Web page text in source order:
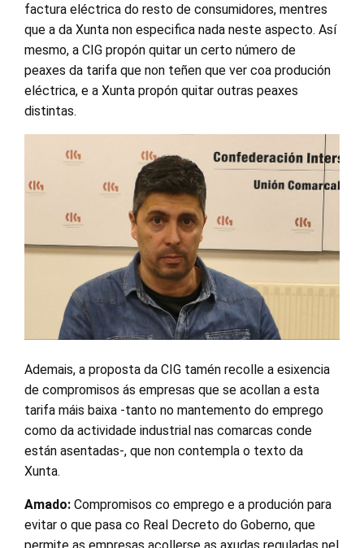
factura eléctrica do resto de consumidores, mentres
que a da Xunta non especifica nada neste aspecto. Así
mesmo, a CIG propón quitar un certo número de
peaxes da tarifa que non teñen que ver coa produción
eléctrica, e a Xunta propón quitar outras peaxes
distintas.
Ademais, a proposta da CIG tamén recolle a esixencia
de compromisos ás empresas que se acollan a esta
tarifa máis baixa -tanto no mantemento do emprego
como da actividade industrial nas comarcas conde
están asentadas-, que non contempla o texto da
Xunta.
Amado: Compromisos co emprego e a produción para
evitar o que pasa co Real Decreto do Goberno, que